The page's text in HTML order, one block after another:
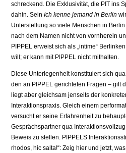
schreckend. Die Exklusivität, die PIT ins
dahin. Sein Ich kenne jemand in Berlin
Unterstellung so viele Menschen in
nach dem Namen nicht von vornherein
PIPPEL erweist sich als „intime“
will; er kann mit PIPPEL nicht mithalten.
Diese Unterlegenheit konstituiert sich
den an PIPPEL gerichteten Fragen – gilt
liegt aber gleichsam jenseits der
Interaktionspraxis. Gleich einem
versucht er seine Erfahrenheit zu
Gesprächspartner qua
Beweis zu stellen. PIPPELS
rhodos, hic salta!“: Zeig hier und jetzt,